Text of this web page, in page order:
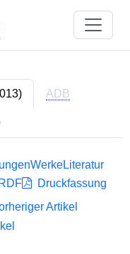
ADB
WerkeLiteratur
Druckfassung
Artikel